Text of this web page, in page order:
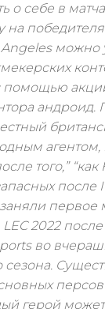
о себе в
на
Angeles можно
помощью
андроид.
агентом,
того,”
после
первое
LEC 2022
во
сезона.
герой может